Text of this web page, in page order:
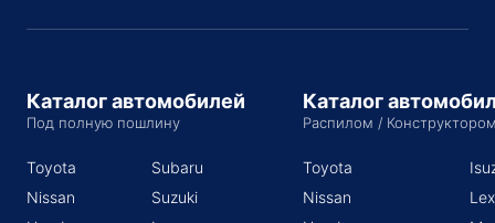
Каталог автомобилей
Под полную пошлину
Toyota
Nissan
Subaru
Suzuki
Каталог
Распилом /
Toyota
Nissan